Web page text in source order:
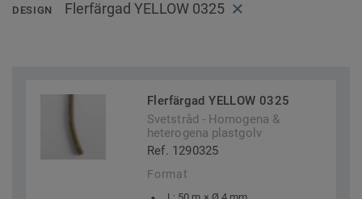
DESIGN Flerfärgad YELLOW 0325
Flerfärgad YELLOW 0325
Svetstråd - Homogena &
heterogena plastgolv
Ref. 1290325
Format